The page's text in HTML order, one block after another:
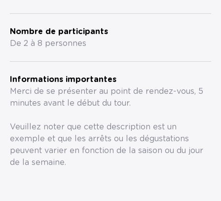
Nombre de participants
De 2 à 8 personnes
Informations importantes
Merci de se présenter au point de rendez-vous, 5
minutes avant le début du tour.
Veuillez noter que cette description est un
exemple et que les arrêts ou les dégustations
peuvent varier en fonction de la saison ou du jour
de la semaine.